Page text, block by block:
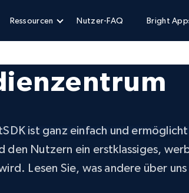
Ressourcen Nutzer-FAQ Bright
ist ganz einfach und
Nutzern ein erstklassiges,
Lesen Sie, was andere über